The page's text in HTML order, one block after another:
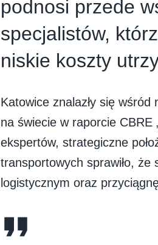
podnosi przede
specjalistów,
niskie koszty
Katowice znalazły się
na świecie w raporcie CBRE
ekspertów, strategiczne
transportowych sprawiło, że
logistycznym oraz